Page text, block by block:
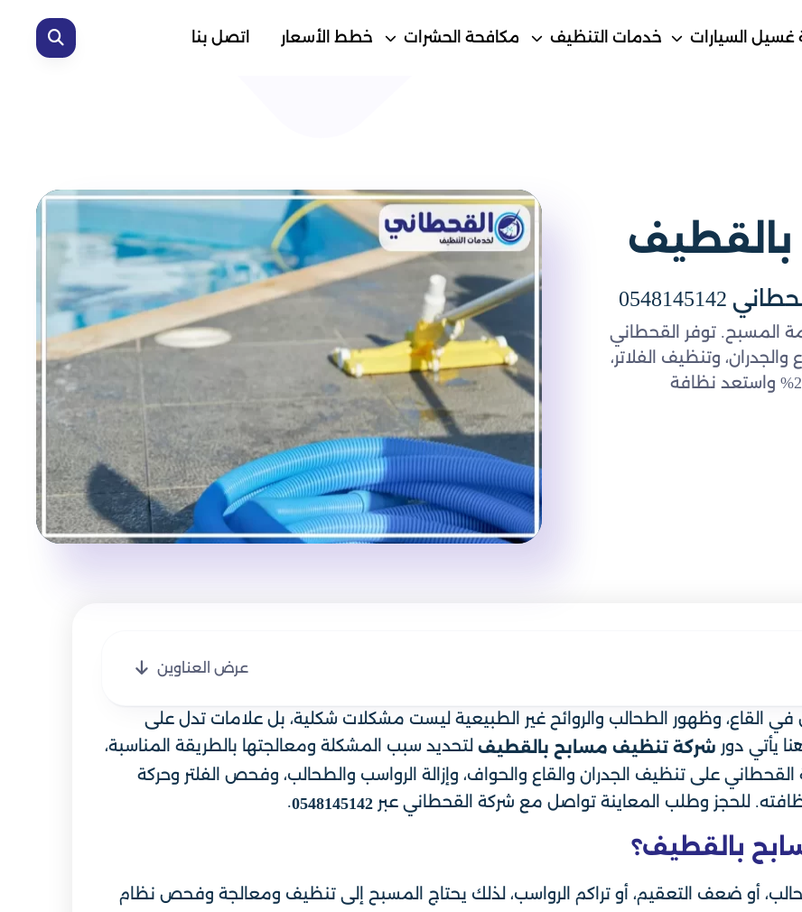
السيارات خدمات التنظيف مكافحة الحشرات خطط الأسعار اتصل بنا
المسبح. توفر القحطاني
وتنظيف الفلاتر،
وتعقيم المياه وضبط توازنها. احصل الآن على خصم 20% واستعد نظافة
عرض العناوين
في القاع، وظهور الطحالب والروائح غير الطبيعية ليست مشكلات شكلية، بل علامات تدل على
يأتي دور شركة تنظيف مسابح بالقطيف لتحديد سبب المشكلة ومعالجتها بالطريقة المناسبة،
على تنظيف الجدران والقاع والحواف، وإزالة الرواسب والطحالب، وفحص الفلتر وحركة
للحجز وطلب المعاينة تواصل مع شركة القحطاني عبر 0548145142
.
بالقطيف؟
أو ضعف التعقيم، أو تراكم الرواسب، لذلك يحتاج المسبح إلى تنظيف ومعالجة وفحص نظام